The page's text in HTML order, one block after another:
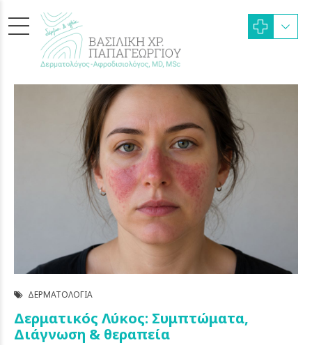
ΔΕΡΜΑΤΟΛΟΓΊΑ
Δερματικός Λύκος: Συμπτώματα,
Διάγνωση & θεραπεία